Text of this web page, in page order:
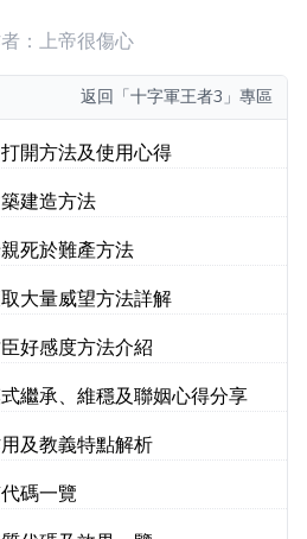
：上帝很傷心
返回 「十字軍王者3」專區
開方法及使用心得
建造方法
死於難產方法
大量威望方法詳解
好感度方法介紹
繼承、維穩及聯姻心得分享
及教義特點解析
碼一覽